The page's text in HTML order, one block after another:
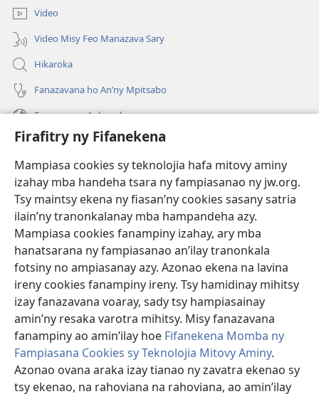
Firafitry ny Fifanekena
Mampiasa cookies sy teknolojia hafa mitovy aminy
izahay mba handeha tsara ny fampiasanao ny jw.org.
Tsy maintsy ekena ny fiasan’ny cookies sasany satria
ilain’ny tranonkalanay mba hampandeha azy.
Mampiasa cookies fanampiny izahay, ary mba
hanatsarana ny fampiasanao an’ilay tranonkala
fotsiny no ampiasanay azy. Azonao ekena na lavina
ireny cookies fanampiny ireny. Tsy hamidinay mihitsy
izay fanazavana voaray, sady tsy hampiasainay
amin’ny resaka varotra mihitsy. Misy fanazavana
fanampiny ao amin’ilay hoe Fifanekena Momba ny
Fampiasana Cookies sy Teknolojia Mitovy Aminy.
Azonao ovana araka izay tianao ny zavatra ekenao sy
tsy ekenao, na rahoviana na rahoviana, ao amin’ilay
Video
Video Misy Feo Manazava Sary
Hikaroka
Fanazavana ho An’ny Mpitsabo
Fanazavana Ankapobeny
Fanampiana
Fanomezana
(manokatra
rohy)
FITEHIRIZAM-BOKIN’NY Vavolombelon’i Jehovah
(manokatra
rohy)
JW Hub
(manokatra
rohy)
JW Library
Watchtower Library ®
Copyright© 2026 Watch Tower Bible and Tract Society of Pennsylvania.